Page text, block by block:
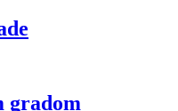
gradom